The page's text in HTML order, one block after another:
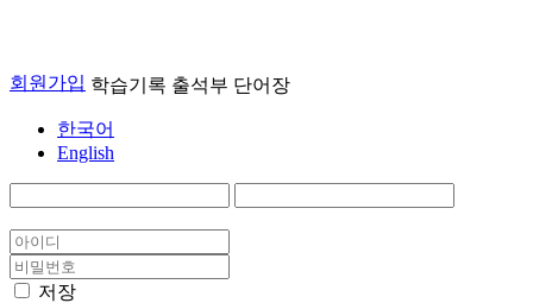
회원가입 학습기록 출석부 단어장
한국어
English
저장